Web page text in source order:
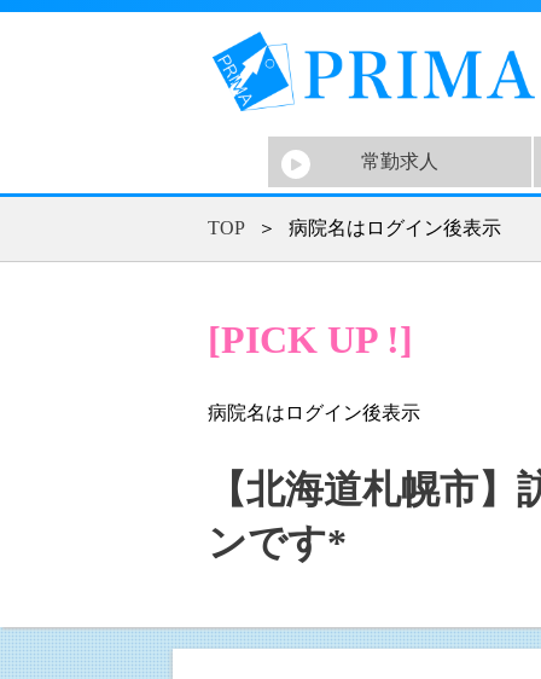
常勤求人
TOP ＞ 病院名はログイン後表示
[PICK UP !]
病院名はログイン後表示
【北海道札幌市
ンです*